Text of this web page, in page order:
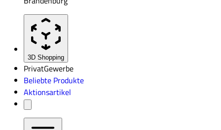
3D Shopping
PrivatGewerbe
Beliebte Produkte
Aktionsartikel